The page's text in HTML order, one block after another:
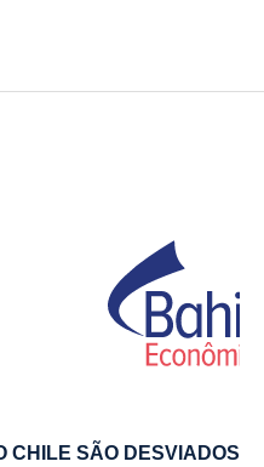
CHILE SÃO DESVIADOS